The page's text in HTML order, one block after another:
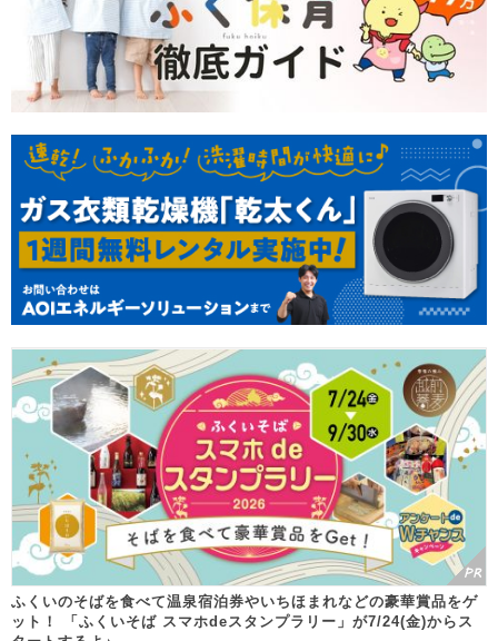
ふくいのそばを食べて温泉宿泊券やいちほまれなどの豪華賞品をゲ
ット！ 「ふくいそば スマホdeスタンプラリー」が7/24(金)からス